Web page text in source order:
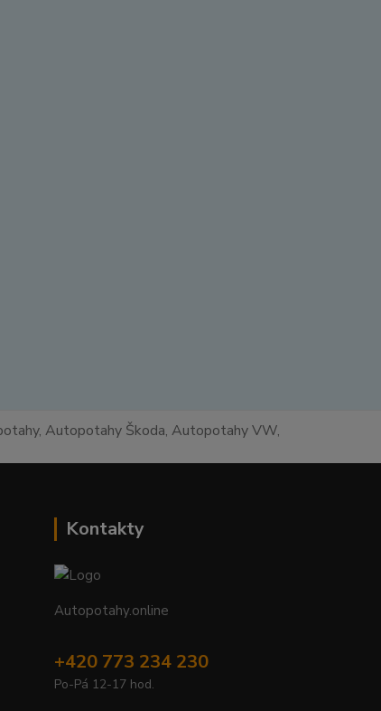
Autopotahy Škoda, Autopotahy VW,
Kontakty
Autopotahy.online
+420 773 234 230
Po-Pá 12-17 hod.